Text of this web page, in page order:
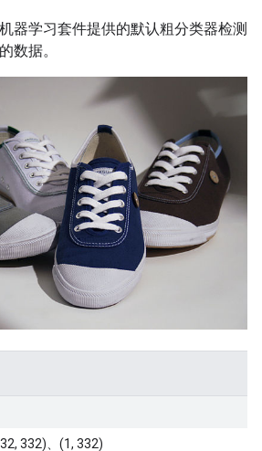
器学习套件提供的默认粗分类器检测
数据。
332)、(1, 332)